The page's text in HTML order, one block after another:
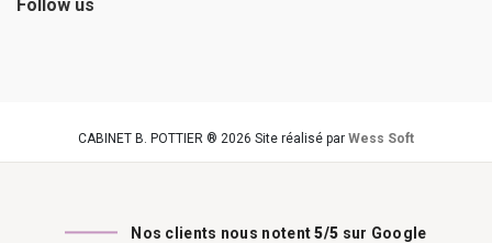
Follow us
CABINET B. POTTIER ® 2026 Site réalisé par Wess Soft
Nos clients nous notent5/5 sur Google